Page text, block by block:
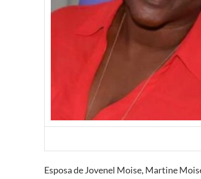
Esposa de Jovenel Moise, Martine